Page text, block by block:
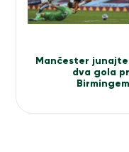
Mančester
dva gola